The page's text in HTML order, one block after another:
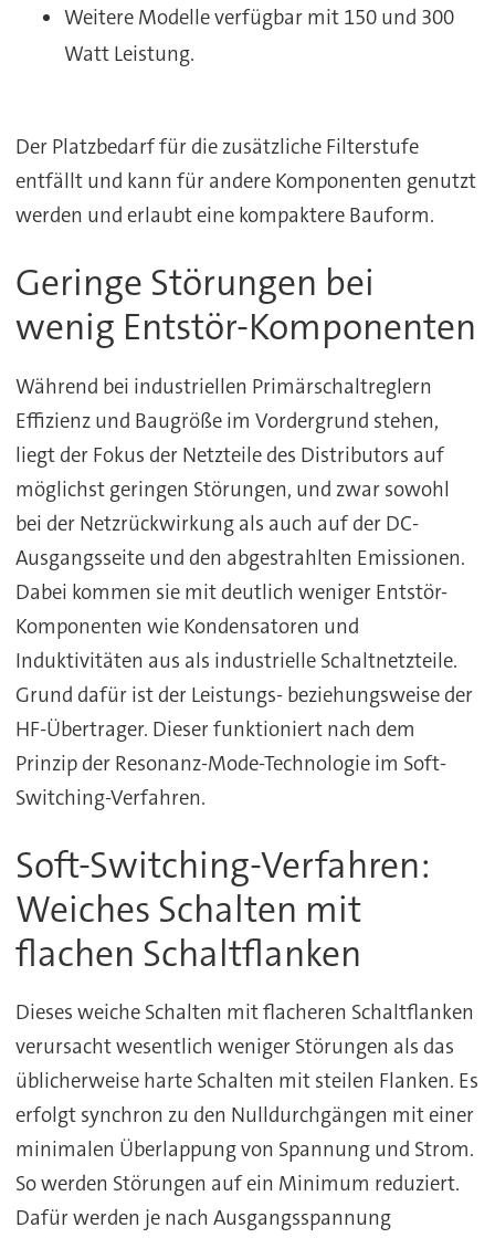
Weitere Modelle verfügbar mit 150 und 300
Watt Leistung.
Der Platzbedarf für die zusätzliche Filterstufe
entfällt und kann für andere Komponenten genutzt
werden und erlaubt eine kompaktere Bauform.
Geringe Störungen bei
wenig Entstör-Komponenten
Während bei industriellen Primärschaltreglern
Effizienz und Baugröße im Vordergrund stehen,
liegt der Fokus der Netzteile des Distributors auf
möglichst geringen Störungen, und zwar sowohl
bei der Netzrückwirkung als auch auf der DC-
Ausgangsseite und den abgestrahlten Emissionen.
Dabei kommen sie mit deutlich weniger Entstör-
Komponenten wie Kondensatoren und
Induktivitäten aus als industrielle Schaltnetzteile.
Grund dafür ist der Leistungs- beziehungsweise der
HF-Übertrager. Dieser funktioniert nach dem
Prinzip der Resonanz-Mode-Technologie im Soft-
Switching-Verfahren.
Soft-Switching-Verfahren:
Weiches Schalten mit
flachen Schaltflanken
Dieses weiche Schalten mit flacheren Schaltflanken
verursacht wesentlich weniger Störungen als das
üblicherweise harte Schalten mit steilen Flanken. Es
erfolgt synchron zu den Nulldurchgängen mit einer
minimalen Überlappung von Spannung und Strom.
So werden Störungen auf ein Minimum reduziert.
Dafür werden je nach Ausgangsspannung